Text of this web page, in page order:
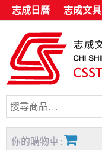
志成日曆 志成文具
你的購物車 :